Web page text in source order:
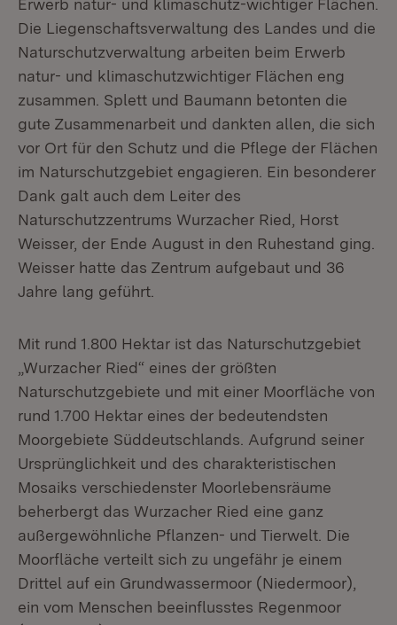
Die Liegenschaftsverwaltung des Landes und die
Naturschutzverwaltung arbeiten beim Erwerb
natur- und klimaschutzwichtiger Flächen eng
zusammen. Splett und Baumann betonten die
gute Zusammenarbeit und dankten allen, die sich
vor Ort für den Schutz und die Pflege der Flächen
im Naturschutzgebiet engagieren. Ein besonderer
Dank galt auch dem Leiter des
Naturschutzzentrums Wurzacher Ried, Horst
Weisser, der Ende August in den Ruhestand ging.
Weisser hatte das Zentrum aufgebaut und 36
Jahre lang geführt.
Mit rund 1.800 Hektar ist das Naturschutzgebiet
„Wurzacher Ried“ eines der größten
Naturschutzgebiete und mit einer Moorfläche von
rund 1.700 Hektar eines der bedeutendsten
Moorgebiete Süddeutschlands. Aufgrund seiner
Ursprünglichkeit und des charakteristischen
Mosaiks verschiedenster Moorlebensräume
beherbergt das Wurzacher Ried eine ganz
außergewöhnliche Pflanzen- und Tierwelt. Die
Moorfläche verteilt sich zu ungefähr je einem
Drittel auf ein Grundwassermoor (Niedermoor),
ein vom Menschen beeinflusstes Regenmoor